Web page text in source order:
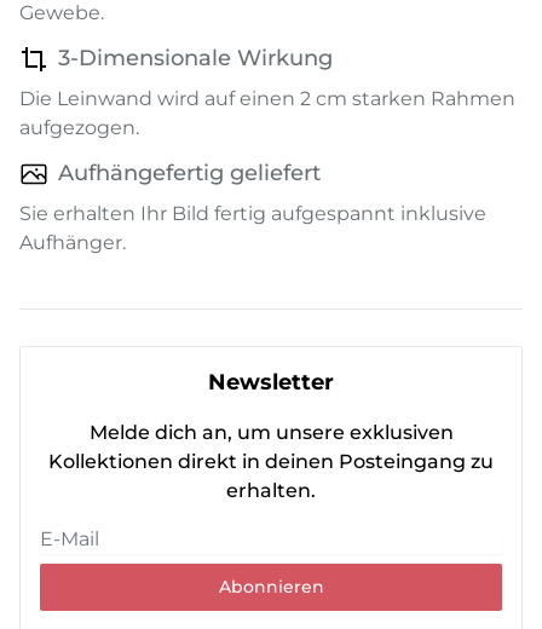
Gewebe.
3-Dimensionale Wirkung
Die Leinwand wird auf einen 2 cm starken Rahmen
aufgezogen.
Aufhängefertig geliefert
Sie erhalten Ihr Bild fertig aufgespannt inklusive
Aufhänger.
Newsletter
Melde dich an, um unsere exklusiven
Kollektionen direkt in deinen Posteingang zu
erhalten.
Abonnieren